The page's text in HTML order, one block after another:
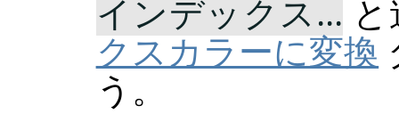
インデックス...
クスカラーに変換
う。